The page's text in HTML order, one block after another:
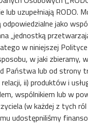
uzupełniają
odpowiedzialne jako
„jednostką
w niniejszej
w jaki
lub od strony
ii) produktów i
wspólnikiem lub w
(w każdej z tych
udostępniliśmy